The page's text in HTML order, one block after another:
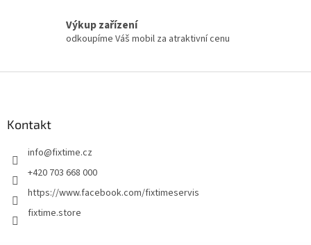
Výkup zařízení
odkoupíme Váš mobil za atraktivní cenu
Kontakt
info@fixtime.cz
+420 703 668 000
https://www.facebook.com/fixtimeservis
fixtime.store